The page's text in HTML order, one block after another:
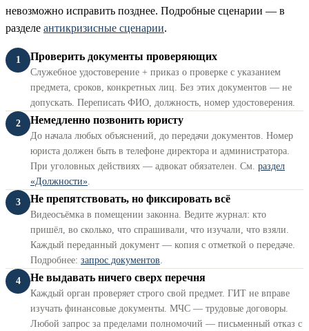
невозможно исправить позднее. Подробные сценарии — в
разделе антикризисные сценарии.
1 Проверить документы проверяющих
Служебное удостоверение + приказ о проверке с указанием
предмета, сроков, конкретных лиц. Без этих документов — не
допускать. Переписать ФИО, должность, номер удостоверения.
2
Немедленно позвонить юристу
До начала любых объяснений, до передачи документов. Номер
юриста должен быть в телефоне директора и администратора.
При уголовных действиях — адвокат обязателен. См. раздел
«Должности»
3
Не препятствовать, но фиксировать всё
Видеосъёмка в помещении законна. Ведите журнал: кто
пришёл, во сколько, что спрашивали, что изучали, что взяли.
Каждый переданный документ — копия с отметкой о передаче.
Подробнее: запрос документов
4
Не выдавать ничего сверх перечня
Каждый орган проверяет строго свой предмет. ГИТ не вправе
изучать финансовые документы. МЧС — трудовые договоры.
Любой запрос за пределами полномочий — письменный отказ с